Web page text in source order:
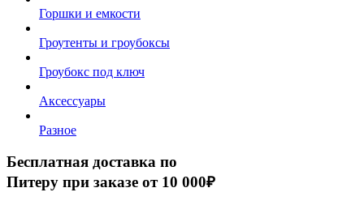
Горшки и емкости
Гроутенты и гроубоксы
Гроубокс под ключ
Аксессуары
Разное
Бесплатная доставка по
Питеру при заказе от 10 000₽